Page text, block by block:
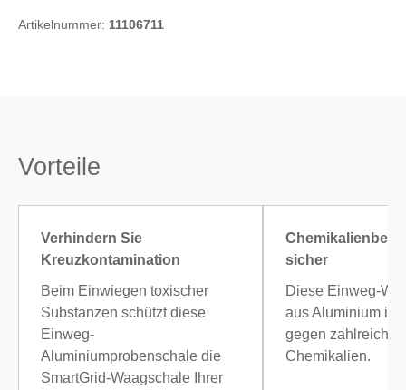
Artikelnummer: 11106711
Vorteile
Verhindern Sie
Kreuzkontamination
Beim Einwiegen toxischer
Substanzen schützt diese
Einweg-
Aluminiumprobenschale die
SmartGrid-Waagschale Ihrer
sicher
Diese Einweg-
aus Aluminium ist
gegen zahlreiche
Chemikalien.